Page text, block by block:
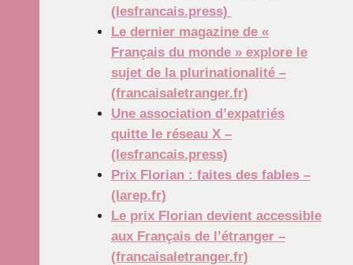
(lesfrancais.press)
Le dernier magazine de «
Français du monde » explore le
sujet de la plurinationalité –
(francaisaletranger.fr)
Une association d’expatriés
quitte le réseau X –
(lesfrancais.press)
Prix Florian : faites des fables –
(larep.fr)
Le prix Florian devient accessible
aux Français de l’étranger –
(francaisaletranger.fr)